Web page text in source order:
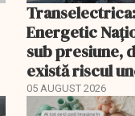
Energetic
sub presiune,
există riscul
majore
05 AUGUST 2026